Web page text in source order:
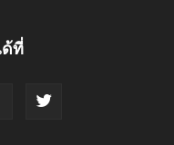
ด้ที่